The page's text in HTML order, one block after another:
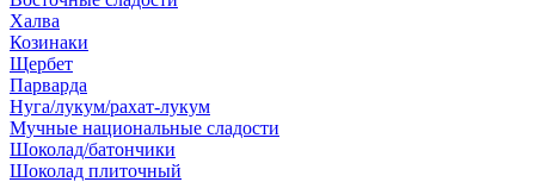
Халва
Козинаки
Щербет
Парварда
Нуга/лукум/рахат-лукум
Мучные национальные сладости
Шоколад/батончики
Шоколад плиточный